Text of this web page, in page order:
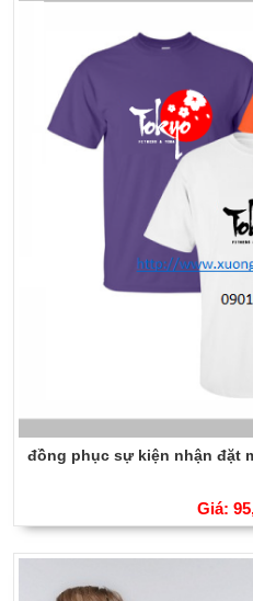
đồng phục sự kiện nhận đặt
Giá: